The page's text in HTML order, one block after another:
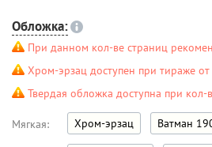
Обложка:
При данном кол-ве страниц
Хром-эрзац доступен при тираже
Твердая обложка доступна при
Мягкая: Хром-эрзац Ватман